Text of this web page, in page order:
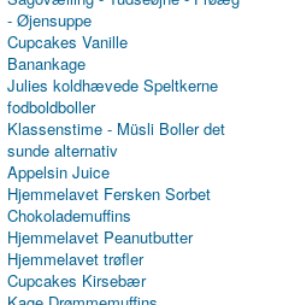
- Øjensuppe
Cupcakes Vanille
Banankage
Julies koldhævede Speltkerne
fodboldboller
Klassenstime - Müsli Boller det
sunde alternativ
Appelsin Juice
Hjemmelavet Fersken Sorbet
Chokolademuffins
Hjemmelavet Peanutbutter
Hjemmelavet trøfler
Cupcakes Kirsebær